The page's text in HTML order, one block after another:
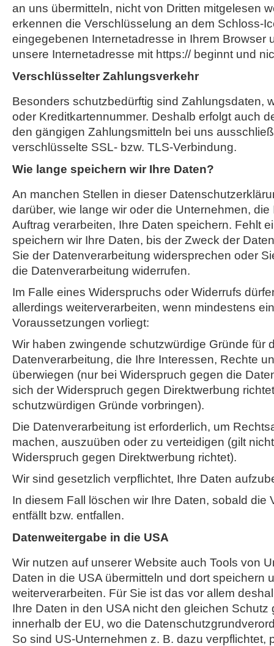
an uns übermitteln, nicht von Dritten mitgelesen
erkennen die Verschlüsselung an dem Schloss-
eingegebenen Internetadresse in Ihrem Browser
unsere Internetadresse mit https:// beginnt und
Verschlüsselter Zahlungsverkehr
Besonders schutzbedürftig sind Zahlungsdaten,
oder Kreditkartennummer. Deshalb erfolgt auch
den gängigen Zahlungsmitteln bei uns
verschlüsselte SSL- bzw. TLS-Verbindung.
Wie lange speichern wir Ihre Daten?
An manchen Stellen in dieser
darüber, wie lange wir oder die Unternehmen,
Auftrag verarbeiten, Ihre Daten speichern. Fehlt
speichern wir Ihre Daten, bis der Zweck der
Sie der Datenverarbeitung widersprechen oder
die Datenverarbeitung widerrufen.
Im Falle eines Widerspruchs oder Widerrufs
allerdings weiterverarbeiten, wenn mindestens
Voraussetzungen vorliegt:
Wir haben zwingende schutzwürdige Gründe für
Datenverarbeitung, die Ihre Interessen, Rechte
überwiegen (nur bei Widerspruch gegen die
sich der Widerspruch gegen Direktwerbung
schutzwürdigen Gründe vorbringen).
Die Datenverarbeitung ist erforderlich, um
machen, auszuüben oder zu verteidigen (gilt
Widerspruch gegen Direktwerbung richtet).
Wir sind gesetzlich verpflichtet, Ihre Daten
In diesem Fall löschen wir Ihre Daten, sobald die
entfällt bzw. entfallen.
Datenweitergabe in die USA
Wir nutzen auf unserer Website auch Tools von
Daten in die USA übermitteln und dort speichern
weiterverarbeiten. Für Sie ist das vor allem
Ihre Daten in den USA nicht den gleichen Schutz
innerhalb der EU, wo die
So sind US-Unternehmen z. B. dazu verpflichtet,